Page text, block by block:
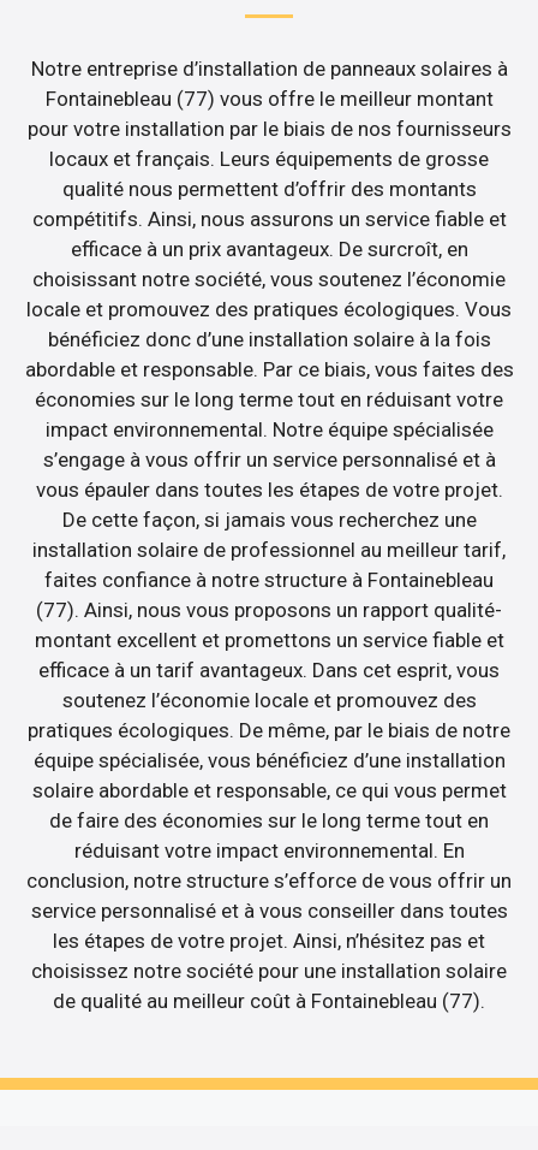
Notre entreprise d’installation de panneaux solaires à
Fontainebleau (77) vous offre le meilleur montant
pour votre installation par le biais de nos fournisseurs
locaux et français. Leurs équipements de grosse
qualité nous permettent d’offrir des montants
compétitifs. Ainsi, nous assurons un service fiable et
efficace à un prix avantageux. De surcroît, en
choisissant notre société, vous soutenez l’économie
locale et promouvez des pratiques écologiques. Vous
bénéficiez donc d’une installation solaire à la fois
abordable et responsable. Par ce biais, vous faites des
économies sur le long terme tout en réduisant votre
impact environnemental. Notre équipe spécialisée
s’engage à vous offrir un service personnalisé et à
vous épauler dans toutes les étapes de votre projet.
De cette façon, si jamais vous recherchez une
installation solaire de professionnel au meilleur tarif,
faites confiance à notre structure à Fontainebleau
(77). Ainsi, nous vous proposons un rapport qualité-
montant excellent et promettons un service fiable et
efficace à un tarif avantageux. Dans cet esprit, vous
soutenez l’économie locale et promouvez des
pratiques écologiques. De même, par le biais de notre
équipe spécialisée, vous bénéficiez d’une installation
solaire abordable et responsable, ce qui vous permet
de faire des économies sur le long terme tout en
réduisant votre impact environnemental. En
conclusion, notre structure s’efforce de vous offrir un
service personnalisé et à vous conseiller dans toutes
les étapes de votre projet. Ainsi, n’hésitez pas et
choisissez notre société pour une installation solaire
de qualité au meilleur coût à Fontainebleau (77).